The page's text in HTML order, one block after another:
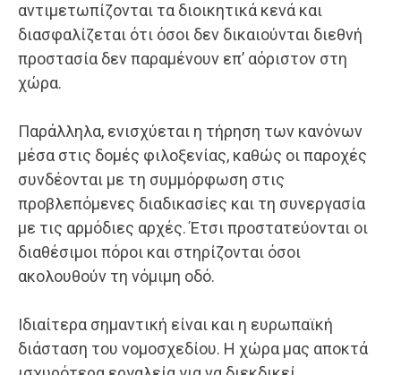
αντιμετωπίζονται τα διοικητικά κενά και
διασφαλίζεται ότι όσοι δεν δικαιούνται διεθνή
προστασία δεν παραμένουν επ’ αόριστον στη
χώρα.
Παράλληλα, ενισχύεται η τήρηση των κανόνων
μέσα στις δομές φιλοξενίας, καθώς οι παροχές
συνδέονται με τη συμμόρφωση στις
προβλεπόμενες διαδικασίες και τη συνεργασία
με τις αρμόδιες αρχές. Έτσι προστατεύονται οι
διαθέσιμοι πόροι και στηρίζονται όσοι
ακολουθούν τη νόμιμη οδό.
Ιδιαίτερα σημαντική είναι και η ευρωπαϊκή
διάσταση του νομοσχεδίου. Η χώρα μας αποκτά